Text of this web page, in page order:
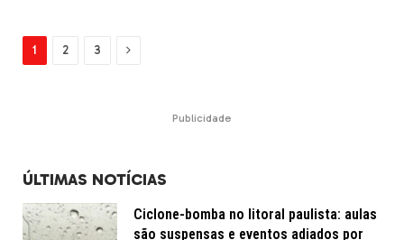
1 2 3 Next
Publicidade
ÚLTIMAS NOTÍCIAS
Ciclone-bomba no litoral paulista: aulas
são suspensas e eventos adiados por